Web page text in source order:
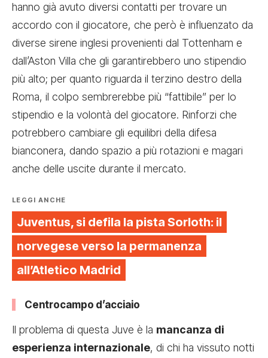
hanno già avuto diversi contatti per trovare un
accordo con il giocatore, che però è influenzato da
diverse sirene inglesi provenienti dal Tottenham e
dall’Aston Villa che gli garantirebbero uno stipendio
più alto; per quanto riguarda il terzino destro della
Roma, il colpo sembrerebbe più “fattibile” per lo
stipendio e la volontà del giocatore. Rinforzi che
potrebbero cambiare gli equilibri della difesa
bianconera, dando spazio a più rotazioni e magari
anche delle uscite durante il mercato.
LEGGI ANCHE
Juventus, si defila la pista Sorloth: il
norvegese verso la permanenza
all’Atletico Madrid
Centrocampo d’acciaio
Il problema di questa Juve è la mancanza di
esperienza internazionale, di chi ha vissuto notti